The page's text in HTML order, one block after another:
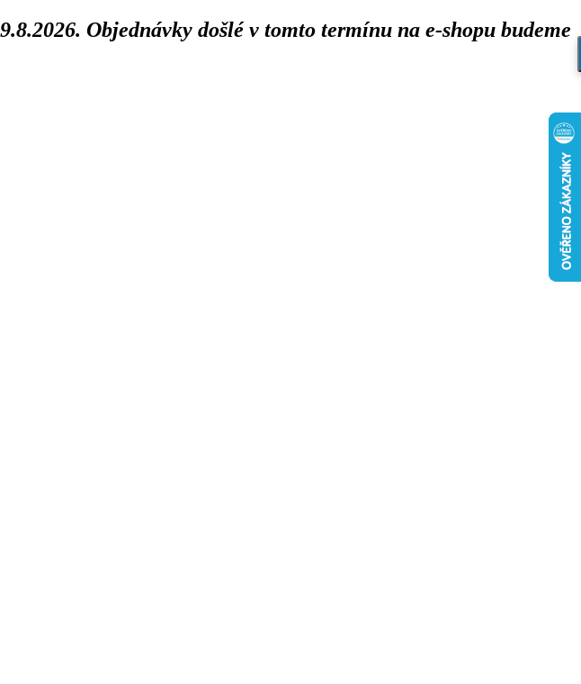
Objednávky došlé v tomto termínu na e-shopu budeme